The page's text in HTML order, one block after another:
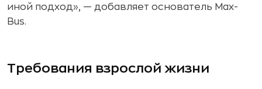
иной подход», — добавляет основатель Max-
Bus.
Требования взрослой жизни